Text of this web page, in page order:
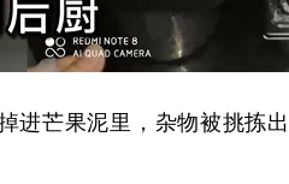
进芒果泥里，杂物被挑拣出